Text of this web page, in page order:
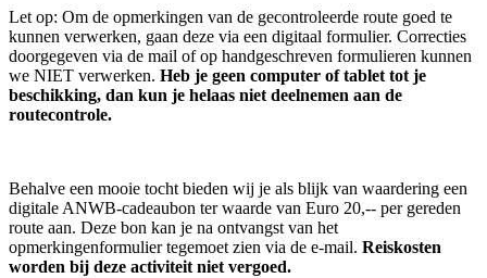
Let op: Om de opmerkingen van de gecontroleerde route goed te
kunnen verwerken, gaan deze via een digitaal formulier. Correcties
doorgegeven via de mail of op handgeschreven formulieren kunnen
we NIET verwerken. Heb je geen computer of tablet tot je
beschikking, dan kun je helaas niet deelnemen aan de
routecontrole.
Behalve een mooie tocht bieden wij je als blijk van waardering een
digitale ANWB-cadeaubon ter waarde van Euro 20,-- per gereden
route aan. Deze bon kan je na ontvangst van het
opmerkingenformulier tegemoet zien via de e-mail. Reiskosten
worden bij deze activiteit niet vergoed.